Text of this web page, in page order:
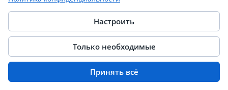
Закупки лекарств и медизделий
Требования к участникам закупки
СМП, СОНО и квотирование
Неустойка, штрафы и ответственность 19
Исполнение, приёмка и оплата контракта
Настроить
Только необходимые
Принять всё